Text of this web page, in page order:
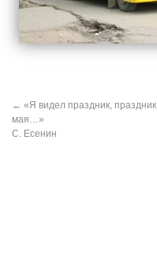
← «Я видел праздник, праздник
мая…»
С. Есенин